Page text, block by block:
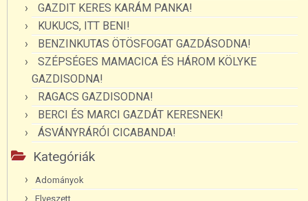
GAZDIT KERES KARÁM PANKA!
KUKUCS, ITT BENI!
BENZINKUTAS ÖTÖSFOGAT GAZDÁSODNA!
SZÉPSÉGES MAMACICA ÉS HÁROM KÖLYKE
GAZDISODNA!
RAGACS GAZDISODNA!
BERCI ÉS MARCI GAZDÁT KERESNEK!
ÁSVÁNYRÁRÓI CICABANDA!
Kategóriák
Adományok
Elveszett